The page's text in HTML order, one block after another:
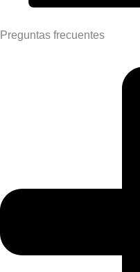
Preguntas frecuentes